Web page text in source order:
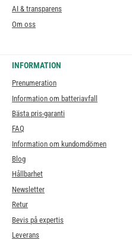
AI & transparens
Om oss
INFORMATION
Prenumeration
Information om batteriavfall
Bästa pris-garanti
FAQ
Information om kundomdömen
Blog
Hållbarhet
Newsletter
Retur
Bevis på expertis
Leverans